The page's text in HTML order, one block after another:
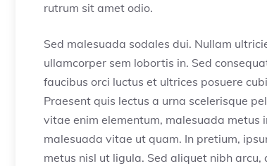
rutrum sit amet odio.
Sed malesuada sodales dui. Nullam
ullamcorper sem lobortis in. Sed
faucibus orci luctus et ultrices posuere
Praesent quis lectus a urna scelerisque
vitae enim elementum, malesuada metus
malesuada vitae ut quam. In pretium,
metus nisl ut ligula. Sed aliquet nibh